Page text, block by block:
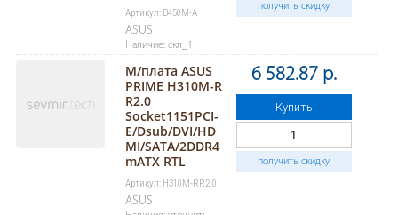
Артикул: B450M-A
ASUS
Наличие: скл_1
получить скидку
М/плата ASUS
PRIME H310M-R
R2.0
Socket1151PCI-
E/Dsub/DVI/HD
MI/SATA/2DDR4
mATX RTL
Артикул: H310M-RR2.0
ASUS
6 582.87 р.
Купить
получить скидку